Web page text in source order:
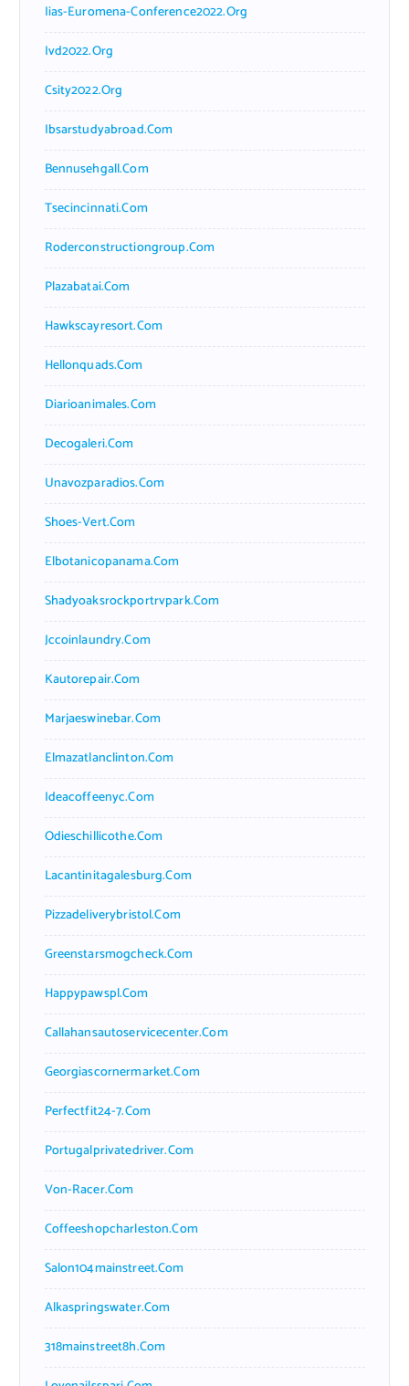
Iias-Euromena-Conference2022.org
Ivd2022.org
Csity2022.org
Ibsarstudyabroad.com
Bennusehgall.com
Tsecincinnati.com
Roderconstructiongroup.com
Plazabatai.com
Hawkscayresort.com
Hellonquads.com
Diarioanimales.com
Decogaleri.com
Unavozparadios.com
Shoes-Vert.com
Elbotanicopanama.com
Shadyoaksrockportrvpark.com
Jccoinlaundry.com
Kautorepair.com
Marjaeswinebar.com
Elmazatlanclinton.com
Ideacoffeenyc.com
Odieschillicothe.com
Lacantinitagalesburg.com
Pizzadeliverybristol.com
Greenstarsmogcheck.com
Happypawspl.com
Callahansautoservicecenter.com
Georgiascornermarket.com
Perfectfit24-7.com
Portugalprivatedriver.com
Von-Racer.com
Coffeeshopcharleston.com
Salon104mainstreet.com
Alkaspringswater.com
318mainstreet8h.com